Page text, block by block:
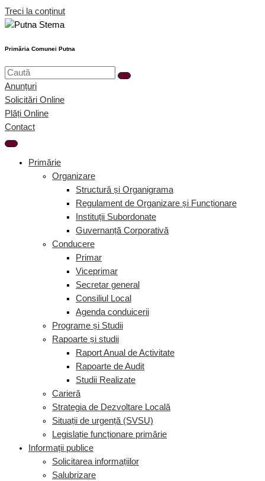
Treci la conținut
Primăria Comunei Putna
Anunțuri
Solicitări Online
Plăți Online
Contact
Primărie
Organizare
Structură și Organigrama
Regulament de Organizare și Funcționare
Instituții Subordonate
Guvernanță Corporativă
Conducere
Primar
Viceprimar
Secretar general
Consiliul Local
Agenda conduicerii
Programe și Studii
Rapoarte și studii
Raport Anual de Activitate
Rapoarte de Audit
Studii Realizate
Carieră
Strategia de Dezvoltare Locală
Situații de urgență (SVSU)
Legislație funcționare primărie
Informații publice
Solicitarea informațiilor
Salubrizare